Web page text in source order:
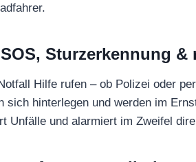
Sturzerkennung
Hilfe rufen – ob Polizei oder
sich hinterlegen und werden im
Unfälle und alarmiert im Zweifel